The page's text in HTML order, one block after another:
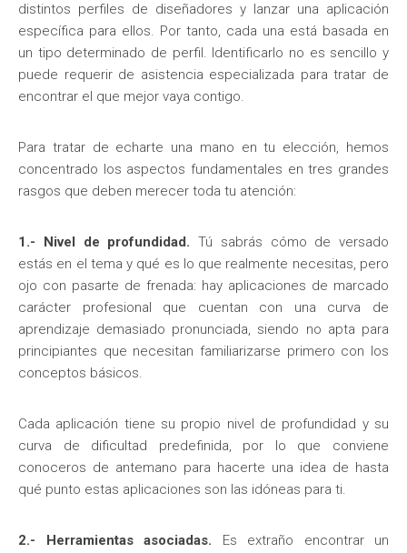
distintos perfiles de diseñadores y lanzar una aplicación
específica para ellos. Por tanto, cada una está basada en
un tipo determinado de perfil. Identificarlo no es sencillo y
puede requerir de asistencia especializada para tratar de
encontrar el que mejor vaya contigo.
Para tratar de echarte una mano en tu elección, hemos
concentrado los aspectos fundamentales en tres grandes
rasgos que deben merecer toda tu atención:
1.- Nivel de profundidad. Tú sabrás cómo de versado
estás en el tema y qué es lo que realmente necesitas, pero
ojo con pasarte de frenada: hay aplicaciones de marcado
carácter profesional que cuentan con una curva de
aprendizaje demasiado pronunciada, siendo no apta para
principiantes que necesitan familiarizarse primero con los
conceptos básicos.
Cada aplicación tiene su propio nivel de profundidad y su
curva de dificultad predefinida, por lo que conviene
conoceros de antemano para hacerte una idea de hasta
qué punto estas aplicaciones son las idóneas para ti.
2.- Herramientas asociadas.
Es extraño encontrar un